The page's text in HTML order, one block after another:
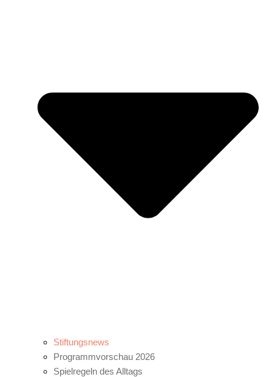
Stiftungsnews
Programmvorschau 2026
Spielregeln des Alltags